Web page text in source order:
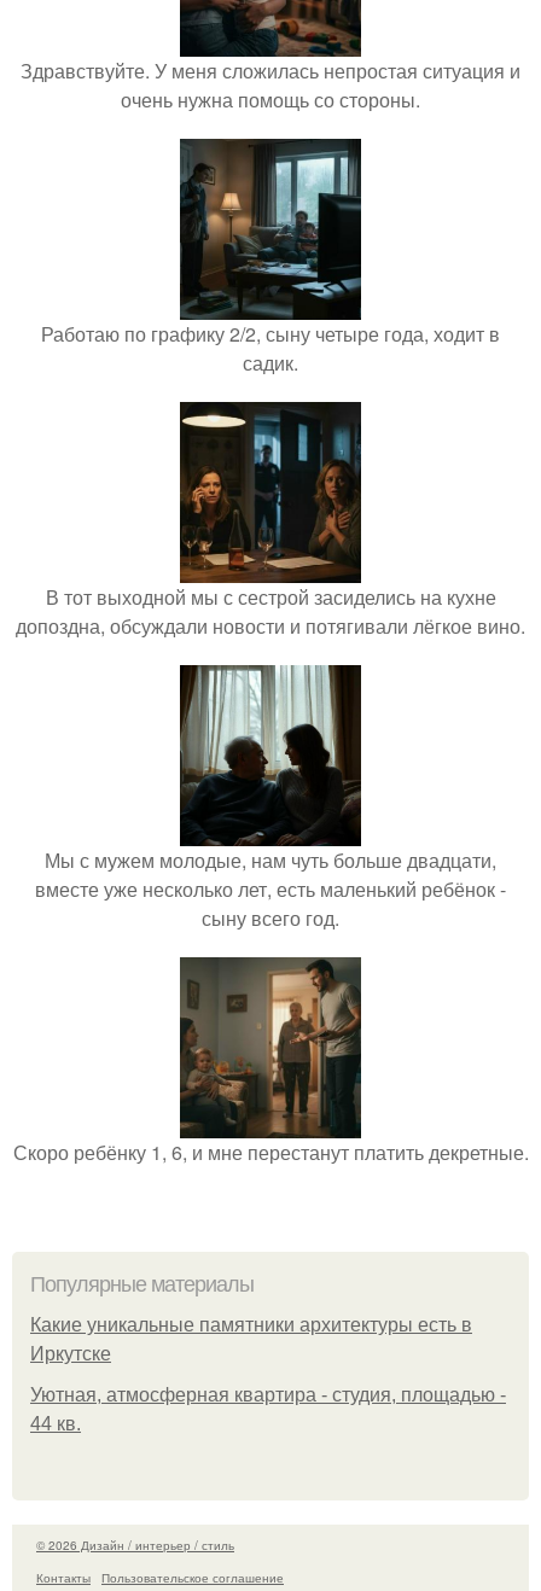
Здравствуйте. У меня сложилась непростая ситуация и
очень нужна помощь со стороны.
Работаю по графику 2/2, сыну четыре года, ходит в
садик.
В тот выходной мы с сестрой засиделись на кухне
допоздна, обсуждали новости и потягивали лёгкое вино.
Мы с мужем молодые, нам чуть больше двадцати,
вместе уже несколько лет, есть маленький ребёнок -
сыну всего год.
Скоро ребёнку 1, 6, и мне перестанут платить декретные.
Популярные материалы
Какие уникальные памятники архитектуры есть в
Иркутске
Уютная, атмосферная квартира - студия, площадью -
44 кв.
© 2026 Дизайн / интерьер / стиль
Контакты
Пользовательское соглашение